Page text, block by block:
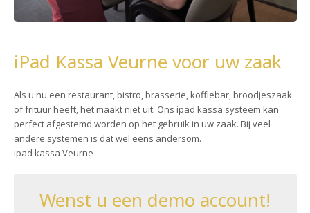
iPad Kassa Veurne voor uw zaak
Als u nu een restaurant, bistro, brasserie, koffiebar, broodjeszaak
of frituur heeft, het maakt niet uit. Ons ipad kassa systeem kan
perfect afgestemd worden op het gebruik in uw zaak. Bij veel
andere systemen is dat wel eens andersom.
ipad kassa Veurne
Wenst u een demo account!